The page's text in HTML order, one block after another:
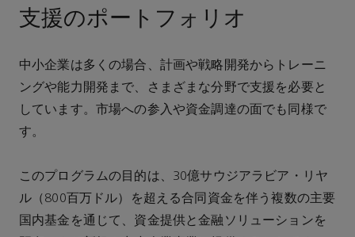
支援のポートフォリオ
中小企業は多くの場合、計画や戦略開発からトレーニ
ングや能力開発まで、さまざまな分野で支援を必要と
しています。市場への参入や資金調達の面でも同様で
す。
このプログラムの目的は、30億サウジアラビア・リヤ
ル（800百万ドル）を超える合同資金を伴う複数の主要
国内基金を通じて、資金提供と金融ソリューションを